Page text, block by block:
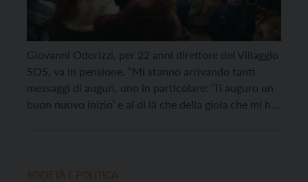
Giovanni Odorizzi, per 22 anni direttore del Villaggio
SOS, va in pensione. “Mi stanno arrivando tanti
messaggi di auguri, uno in particolare: ‘Ti auguro un
buon nuovo inizio’ e al di là che della gioia che mi ha